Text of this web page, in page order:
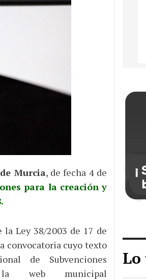
Murcia, de fecha 4 de
para la creación y
Ley 38/2003 de 17 de
convocatoria cuyo texto
de Subvenciones
la web municipal